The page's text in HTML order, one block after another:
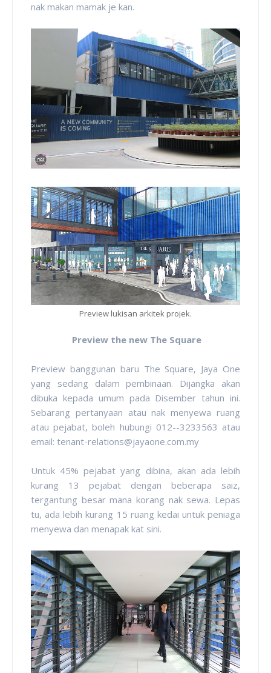
nak makan mamak je kan.
Preview lukisan arkitek projek.
Preview the new The Square
Preview banggunan baru The Square, Jaya One
yang sedang dalam pembinaan. Dijangka akan
dibuka kepada umum pada Disember tahun ini.
Sebarang pertanyaan atau nak menyewa ruang
atau pejabat, boleh hubungi 012--3233563 atau
email: tenant-relations@jayaone.com.my
Untuk 45% pejabat yang dibina, akan ada lebih
kurang 13 pejabat dengan beberapa saiz,
tergantung besar mana korang nak sewa. Lepas
tu, ada lebih kurang 15 ruang kedai untuk peniaga
menyewa dan menapak kat sini.